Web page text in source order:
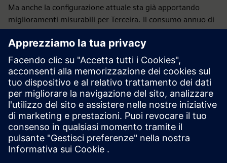
Ma anche la configurazione attuale sta già apportando
miglioramenti misurabili per Terceira. Il consumo annuo di
diesel dell'isola è già stato ridotto di 1.150 tonnellate
perché è necessario produrre meno elettricità con i
generatori. Ciò equivale a una riduzione di oltre 3.500
tonnellate di emissioni di CO2 all'anno, all'incirca
l'equivalente di 1.500 veicoli che percorrono 20.000
chilometri all'anno. Quindi, dopo tutto, il nuovo sistema di
gestione delle microreti piacerà molto probabilmente non
solo agli appassionati di tecnologia ma anche agli amanti
della natura.